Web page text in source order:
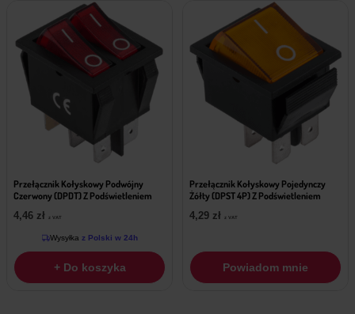
Przełącznik Kołyskowy Podwójny
Czerwony (DPDT) Z Podświetleniem
4,46 zł z VAT
Wysyłka z Polski w 24h
+ Do koszyka
Przełącznik Kołyskowy Pojedynczy
Żółty (DPST 4P) Z Podświetleniem
4,29 zł z VAT
Powiadom mnie